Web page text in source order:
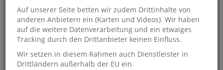
Auf unserer Seite betten wir zudem Drittinhalte von
anderen Anbietern ein (Karten und Videos). Wir haben
auf die weitere Datenverarbeitung und ein etwaiges
Tracking durch den Drittanbieter keinen Einfluss.
Wir setzen in diesem Rahmen auch Dienstleister in
Drittländern außerhalb der EU ein.
Stöbern und schmökern? Bei
Schmitt & Hahn am Kirchplatz
in Sinsheim!